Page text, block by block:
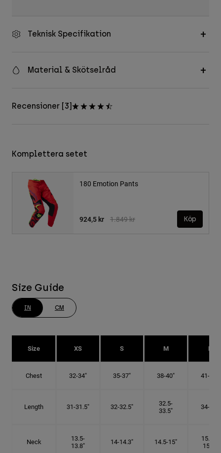
Teknisk Specifikation
Material & Skötselråd
Recensioner [3]
Komplettera setet
180 Emotion Pants
Price reduced from
1.849 krto
924,5 kr Köp
Size Guide
IN CM
Size XS S M L
Chest 32-34" 35-37" 38-40" 41-43"
Length 31-31.5" 32-32.5"
32.5-
33.5"
34-35"
Neck
13.5-
13.8"
14-14.3" 14.5-15"
15.25-
15.5"